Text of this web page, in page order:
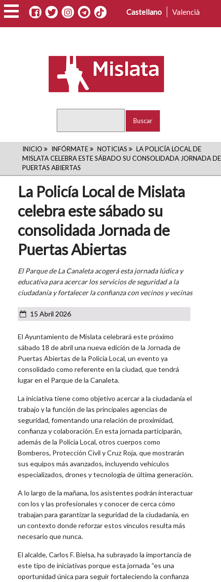
Pasar
al
contenido
Castellano Valencià
RUTA
DE
NAVEGACIÓN
INICIO INFÓRMATE NOTICIAS
LA POLICÍA LOCAL DE
MISLATA CELEBRA ESTE SÁBADO SU CONSOLIDADA JORNADA DE
PUERTAS ABIERTAS
La Policía Local de Mislata
celebra este sábado su
consolidada Jornada de
Puertas Abiertas
El Parque de La Canaleta acogerá esta jornada lúdica y
educativa para acercar los servicios de seguridad a la
ciudadanía y fortalecer la confianza con vecinos y vecinas
15 Abril 2026
El Ayuntamiento de Mislata celebrará este próximo
sábado 18 de abril una nueva edición de la Jornada de
Puertas Abiertas de la Policía Local, un evento ya
consolidado como referente en la ciudad, que tendrá
lugar en el Parque de la Canaleta.
La iniciativa tiene como objetivo acercar a la ciudadanía el
trabajo y la función de las principales agencias de
seguridad, fomentando una relación de proximidad,
confianza y colaboración. En esta jornada participarán,
además de la Policía Local, otros cuerpos como
Bomberos, Protección Civil y Cruz Roja, que mostrarán
sus equipos más avanzados, incluyendo vehículos
especializados, drones y tecnología de última generación.
A lo largo de la mañana, los asistentes podrán interactuar
con los y las profesionales y conocer de cerca cómo
trabajan para garantizar la seguridad de la ciudadanía, en
un contexto donde reforzar estos vínculos resulta más
necesario que nunca.
El alcalde, Carlos F. Bielsa, ha subrayado la importancia de
este tipo de iniciativas porque esta jornada “es una
oportunidad única para seguir fortaleciendo la confianza